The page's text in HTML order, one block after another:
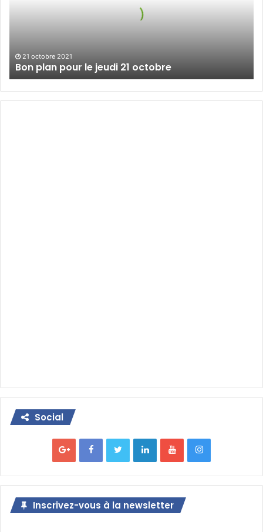
21 octobre 2021
Bon plan pour le jeudi 21 octobre
Social
Inscrivez-vous à la newsletter